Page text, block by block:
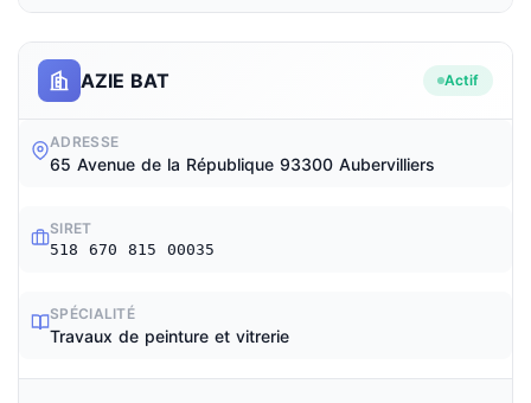
AZIE BAT Actif
ADRESSE
65 Avenue de la République 93300 Aubervilliers
SIRET
518 670 815 00035
SPÉCIALITÉ
Travaux de peinture et vitrerie